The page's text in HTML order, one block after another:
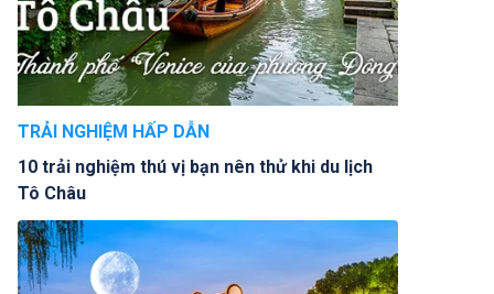
TRẢI NGHIỆM HẤP DẪN
10 trải nghiệm thú vị bạn nên thử khi du lịch
Tô Châu